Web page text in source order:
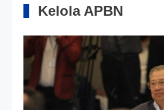
Kelola APBN